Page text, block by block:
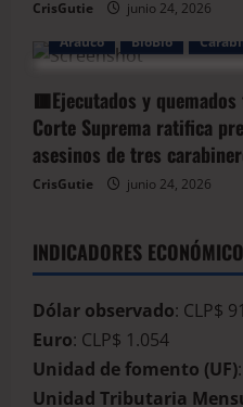
CrisGutie
junio 24, 2026
Arauco
BioBio
🟥Ejecutados y
Corte Suprema ratifica
asesinos de tres
CrisGutie junio 24, 2026
INDICADORES
Dólar observado: CLP$
Euro: CLP$ 1.054
Unidad de fomento (UF)
Unidad Tributaria